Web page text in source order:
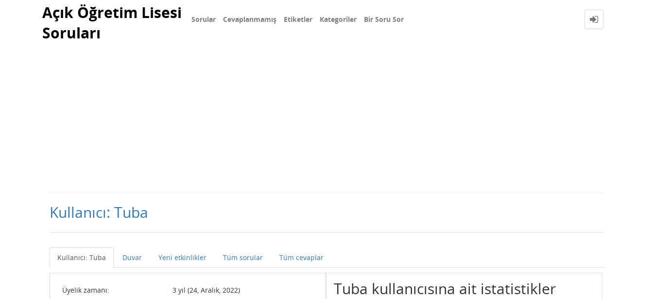
Açık Öğretim Lisesi
Soruları
Sorular Cevaplanmamış Etiketler Kategoriler Bir Soru Sor
Kullanıcı: Tuba
Kullanıcı: Tuba Duvar Yeni etkinlikler Tüm sorular Tüm cevaplar
Üyelik zamanı: 3 yıl (24, Aralık, 2022) Tuba kullanıcısına ait istatistikler